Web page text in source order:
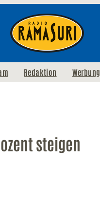
Redaktion Werbung
steigen